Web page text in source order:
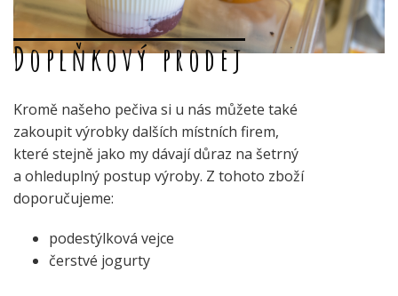
Doplňkový prodej
Kromě našeho pečiva si u nás můžete také
zakoupit výrobky dalších místních firem,
které stejně jako my dávají důraz na šetrný
a ohleduplný postup výroby. Z tohoto zboží
doporučujeme:
podestýlková vejce
čerstvé jogurty